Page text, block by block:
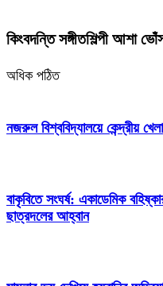
কিংবদন্তি সঙ্গীতশিল্পী আশা
অধিক পঠিত
নজরুল বিশ্ববিদ্যালয়ে কেন্দ্রীয়
বাকৃবিতে সংঘর্ষ: একাডেমিক
ছাত্রদলের আহ্বান